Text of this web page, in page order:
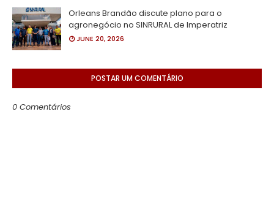
Orleans Brandão discute plano para o
agronegócio no SINRURAL de Imperatriz
JUNE 20, 2026
POSTAR UM COMENTÁRIO
0 Comentários